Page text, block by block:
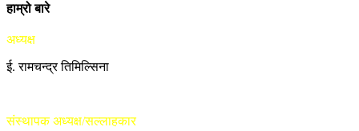
हाम्रो बारे
अध्यक्ष
ई. रामचन्द्र तिमिल्सिना
संस्थापक अध्यक्ष/सल्लाहकार